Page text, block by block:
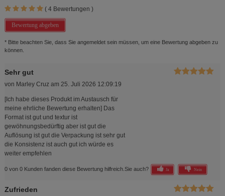
( 4Bewertungen )
Bewertung abgeben
* Bitte beachten Sie, dass Sie angemeldet sein müssen, um eine Bewertung abgeben zu
können.
Sehr gut
von Marley Cruzam 25. Juli 2026 12:09:19
[Ich habe dieses Produkt im Austausch für
meine ehrliche Bewertung erhalten] Das
Format ist gut und textur ist
gewöhnungsbedürftig aber ist gut die
Auflösung ist gut die Verpackung ist sehr gut
die Konsistenz ist auch gut ich würde es
weiter empfehlen
0 von 0 Kunden fanden diese Bewertung hilfreich. Sie auch? Ja Nein
Zufrieden